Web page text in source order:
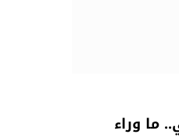
ما وراء